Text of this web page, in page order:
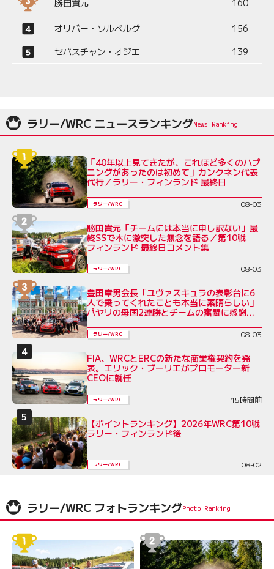
勝田貴元 160
オリバー・ソルベルグ
156
セバスチャン・オジエ
139
ラリー/WRC ニュースランキング
「40年以上見てきたが、これほど多くのハプ
ニングがあったのは初めて」カンクネン代表
代行／ラリー・フィンランド 最終日
ラリー/WRC 08-03
勝田貴元「チームには本当に申し訳ない」最
終SSで木に激突した無念を語る／第10戦
フィンランド 最終日コメント集
ラリー/WRC 08-03
豊田章男会長「ユヴァスキュラの表彰台に6
人で乗ってくれたことも本当に素晴らしい」
パヤリの母国2連勝とチームの奮闘に感謝を
ラリー/WRC 08-03
FIA、WRCとERCの新たな商業権契約を発
表。エリック・ブーリエがプロモーター新
CEOに就任
ラリー/WRC 15時間前
【ポイントランキング】2026年WRC第10戦
ラリー・フィンランド後
ラリー/WRC 08-02
ラリー/WRC フォトランキング